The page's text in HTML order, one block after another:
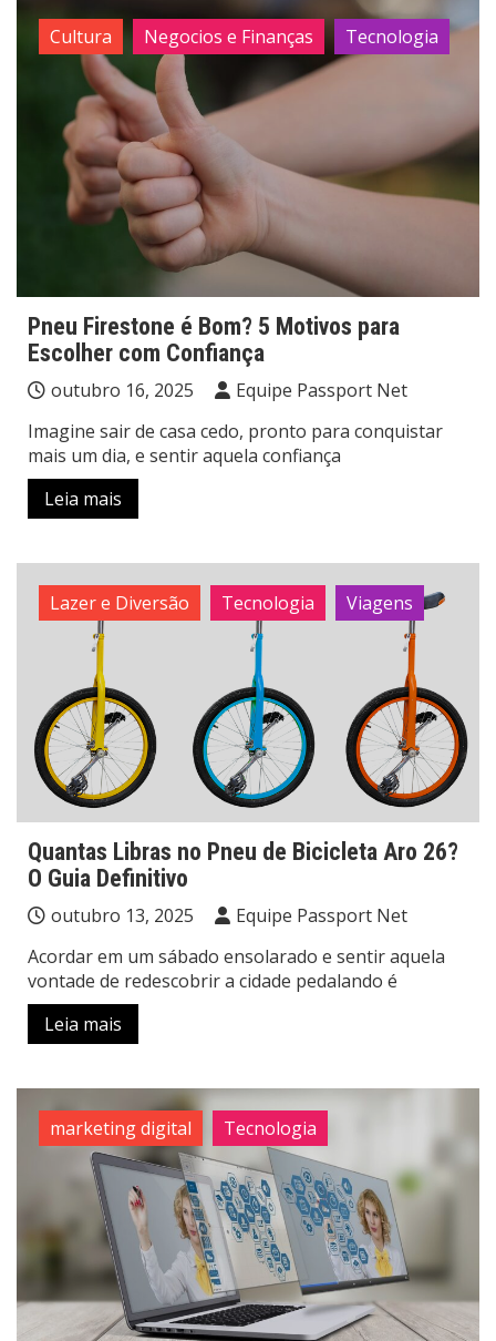
Cultura Negocios e Finanças Tecnologia
Pneu Firestone é Bom? 5 Motivos para
Escolher com Confiança
outubro 16, 2025
Equipe Passport Net
Imagine sair de casa cedo, pronto para conquistar
mais um dia, e sentir aquela confiança
Leia mais
Lazer e Diversão Tecnologia Viagens
Quantas Libras no Pneu de Bicicleta Aro 26?
O Guia Definitivo
outubro 13, 2025
Equipe Passport Net
Acordar em um sábado ensolarado e sentir aquela
vontade de redescobrir a cidade pedalando é
Leia mais
marketing digital Tecnologia